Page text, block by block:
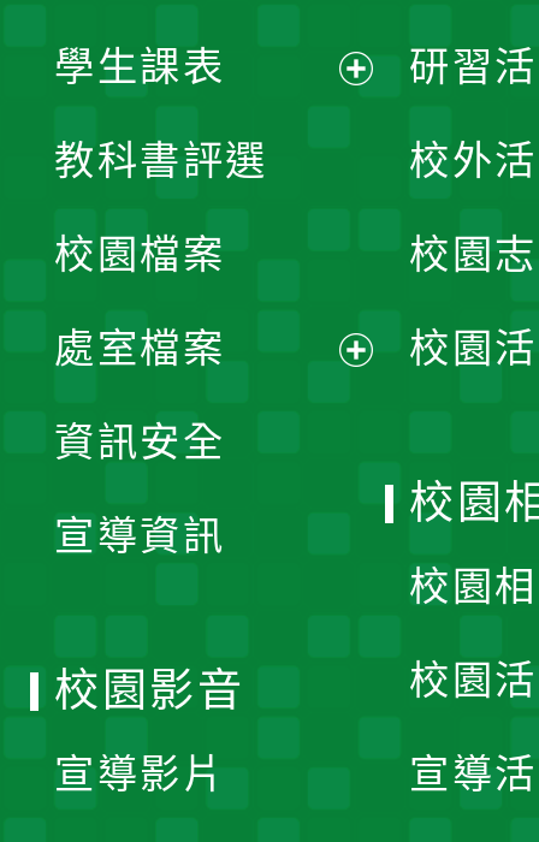
學生課表
單
教科書評選
校園檔案
處室檔案
資訊安全
宣導資訊
研習
校外
校園
校園
校園
校園
校園
宣導
校園影音
宣導影片